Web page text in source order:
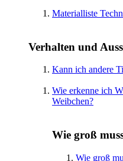
Materialliste
Verhalten und
Kann ich andere
Wie erkenne ich
Weibchen?
Wie groß
Wie groß